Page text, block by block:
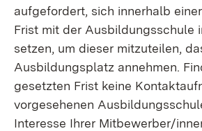
aufgefordert, sich innerhalb
Frist mit der Ausbildungsschule
setzen, um dieser mitzuteilen,
Ausbildungsplatz annehmen.
gesetzten Frist keine
vorgesehenen
Interesse Ihrer Mitbewerber/